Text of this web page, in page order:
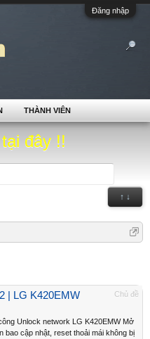
Đăng nhập
đây !!
↑ ↓
Chủ đề
| LG K420EMW
Unlock network LG K420EMW Mở
bao cập nhật, reset thoải mái không bị
THÀNH VIÊN